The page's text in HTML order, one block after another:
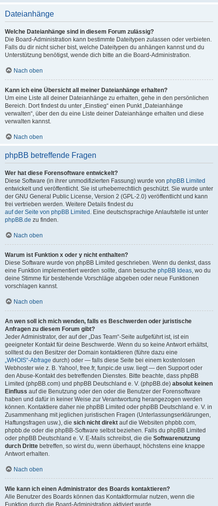
Dateianhänge
Welche Dateianhänge sind in diesem Forum zulässig?
Die Board-Administration kann bestimmte Dateitypen zulassen oder verbieten.
Falls du dir nicht sicher bist, welche Dateitypen du anhängen kannst und du
Unterstützung benötigst, wende dich bitte an die Board-Administration.
Nach oben
Kann ich eine Übersicht all meiner Dateianhänge erhalten?
Um eine Liste all deiner Dateianhänge zu erhalten, gehe in den persönlichen
Bereich. Dort findest du unter „Einstieg“ einen Punkt „Dateianhänge
verwalten“, über den du eine Liste deiner Dateianhänge erhalten und diese
verwalten kannst.
Nach oben
phpBB betreffende Fragen
Wer hat diese Forensoftware entwickelt?
Diese Software (in ihrer unmodifizierten Fassung) wurde von phpBB Limited
entwickelt und veröffentlicht. Sie ist urheberrechtlich geschützt. Sie wurde unter
der GNU General Public License, Version 2 (GPL-2.0) veröffentlicht und kann
frei vertrieben werden. Weitere Details findest du
auf der Seite von phpBB Limited . Eine deutschsprachige Anlaufstelle ist unter
phpBB.de zu finden.
Nach oben
Warum ist Funktion x oder y nicht enthalten?
Diese Software wurde von phpBB Limited geschrieben. Wenn du denkst, dass
eine Funktion implementiert werden sollte, dann besuche phpBB Ideas, wo du
deine Stimme für bestehende Vorschläge abgeben oder neue Funktionen
vorschlagen kannst.
Nach oben
An wen soll ich mich wenden, falls es Beschwerden oder juristische
Anfragen zu diesem Forum gibt?
Jeder Administrator, der auf der „Das Team“-Seite aufgeführt ist, ist ein
geeigneter Kontakt für deine Beschwerde. Wenn du so keine Antwort erhältst,
solltest du den Besitzer der Domain kontaktieren (führe dazu eine
„WHOIS“-Abfrage durch) oder — falls diese Seite bei einem kostenlosen
Webhoster wie z. B. Yahoo!, free.fr, funpic.de usw. liegt — den Support oder
den Abuse-Kontakt des betreffenden Dienstes. Bitte beachte, dass phpBB
Limited (phpBB.com) und phpBB Deutschland e. V. (phpBB.de) absolut keinen
Einfluss auf die Benutzung oder den oder die Benutzer der Forensoftware
haben und dafür in keiner Weise zur Verantwortung herangezogen werden
können. Kontaktiere daher nie phpBB Limited oder phpBB Deutschland e. V. in
Zusammenhang mit jeglichen juristischen Fragen (Unterlassungserklärungen,
Haftungsfragen usw.), die sich nicht direkt auf die Websiten phpbb.com,
phpbb.de oder die phpBB-Software selbst beziehen. Falls du phpBB Limited
oder phpBB Deutschland e. V. E-Mails schreibst, die die Softwarenutzung
durch Dritte betreffen, so wirst du, wenn überhaupt, höchstens eine knappe
Antwort erhalten.
Nach oben
Wie kann ich einen Administrator des Boards kontaktieren?
Alle Benutzer des Boards können das Kontaktformular nutzen, wenn die
Funktion durch die Board-Administration aktiviert wurde.